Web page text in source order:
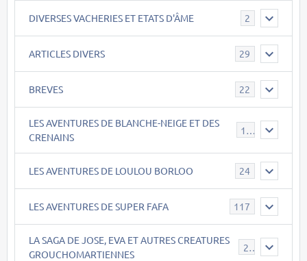
DIVERSES VACHERIES ET ETATS D'ÂME 2
ARTICLES DIVERS 29
BREVES 22
LES AVENTURES DE BLANCHE-NEIGE ET DES
CRENAINS
LES AVENTURES DE LOULOU BORLOO 24
LES AVENTURES DE SUPER FAFA 117
LA SAGA DE JOSE, EVA ET AUTRES CREATURES
GROUCHOMARTIENNES